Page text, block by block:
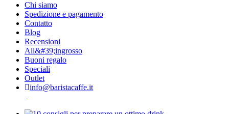
Chi siamo
Spedizione e pagamento
Contatto
Blog
Recensioni
All&#39;ingrosso
Buoni regalo
Speciali
Outlet
info@baristacaffe.it